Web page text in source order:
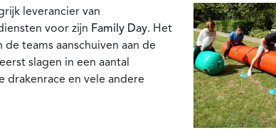
leverancier van
voor zijn Family Day. Het
de teams aanschuiven aan de
slagen in een aantal
drakenrace en vele andere